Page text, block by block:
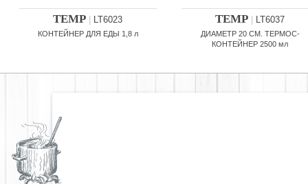
TEMP LT6023
КОНТЕЙНЕР ДЛЯ ЕДЫ 1,8 л
TEMP LT6037
ДИАМЕТР 20 СМ. ТЕРМОС-
КОНТЕЙНЕР 2500 мл